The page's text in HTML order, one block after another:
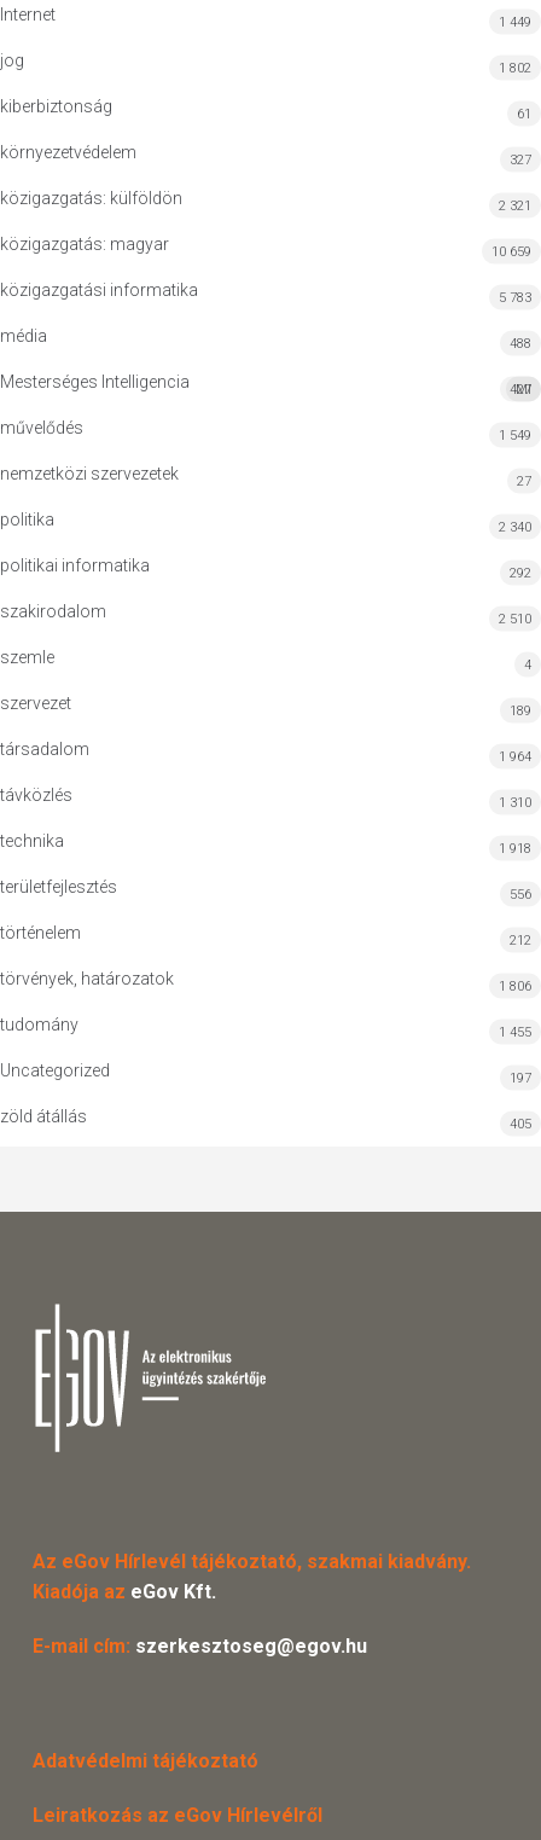
Internet 1 449
jog 1 802
kiberbiztonság 61
környezetvédelem 327
közigazgatás: külföldön 2 321
közigazgatás: magyar 10 659
közigazgatási informatika 5 783
média 488
Mesterséges Intelligencia MI
427
művelődés 1 549
nemzetközi szervezetek 27
politika 2 340
politikai informatika 292
szakirodalom 2 510
szemle 4
szervezet 189
társadalom 1 964
távközlés 1 310
technika 1 918
területfejlesztés 556
történelem 212
törvények, határozatok 1 806
tudomány 1 455
Uncategorized 197
zöld átállás 405
Az eGov Hírlevél tájékoztató, szakmai kiadvány.
Kiadója az eGov Kft.
E-mail cím: szerkesztoseg@egov.hu
Adatvédelmi tájékoztató
Leiratkozás az eGov Hírlevélről